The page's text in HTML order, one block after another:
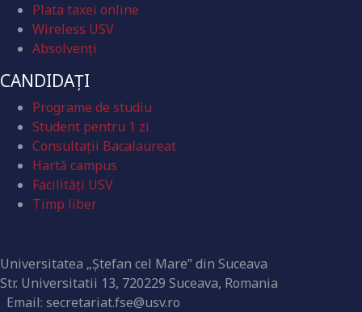
Plata taxei online
Wireless USV
Absolvenţi
CANDIDAȚI
Programe de studiu
Student pentru 1 zi
Consultații Bacalaureat
Hartă campus
Facilități USV
Timp liber
Universitatea „Ștefan cel Mare” din Suceava
Str. Universitatii 13, 720229 Suceava, Romania
Email: secretariat.fse@usv.ro